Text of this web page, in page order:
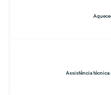
Assistência técnica